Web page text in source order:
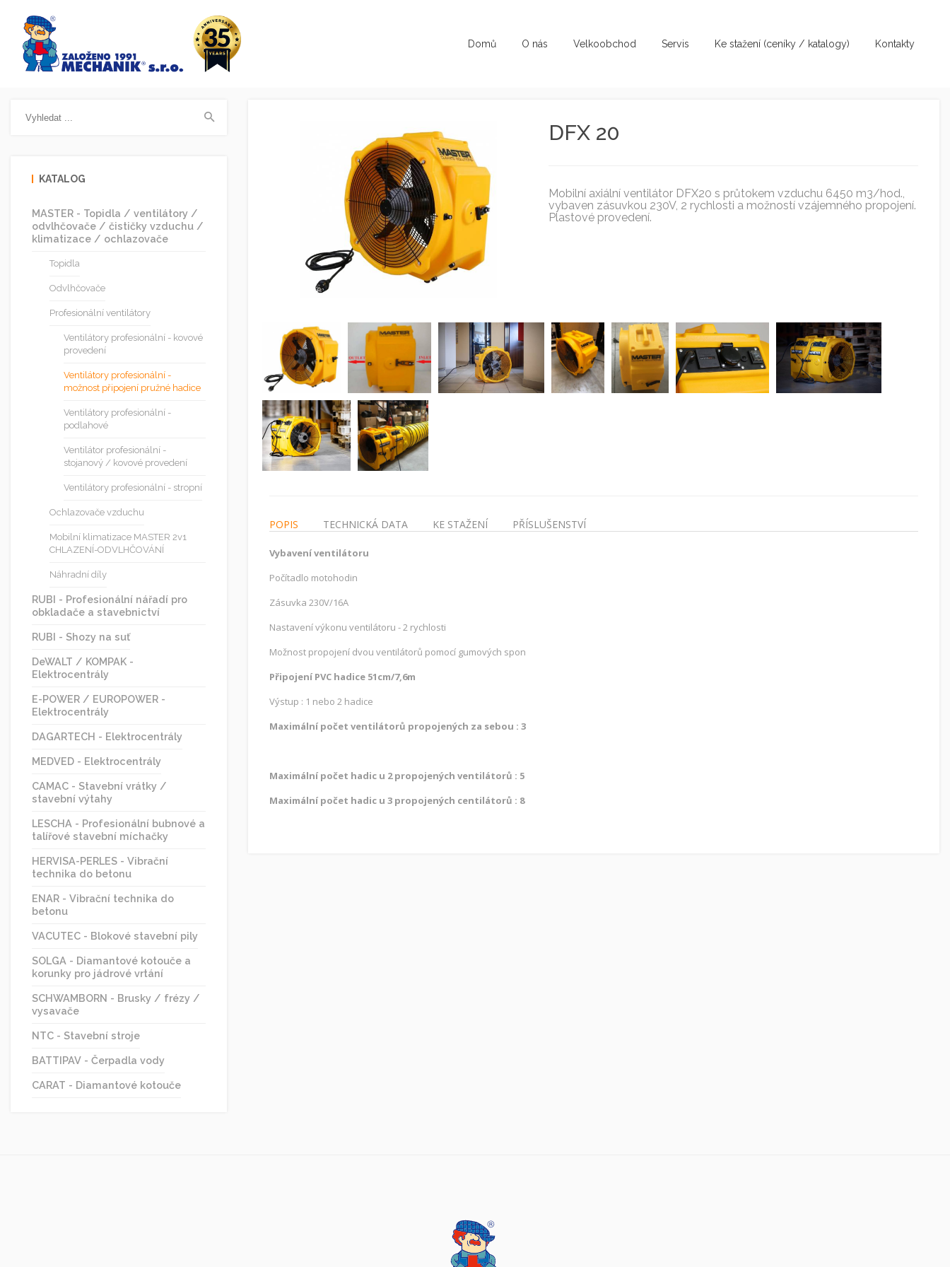
Domů O nás Velkoobchod Servis Ke stažení (ceníky / katalogy) Kontakty
KATALOG
MASTER - Topidla / ventilátory /
odvlhčovače / čističky vzduchu /
klimatizace / ochlazovače
Topidla
Odvlhčovače
Profesionální ventilátory
Ventilátory profesionální - kovové
provedení
Ventilátory profesionální -
možnost připojení pružné hadice
Ventilátory profesionální -
podlahové
Ventilátor profesionální -
stojanový / kovové provedení
Ventilátory profesionální - stropní
Ochlazovače vzduchu
Mobilní klimatizace MASTER 2v1
CHLAZENÍ-ODVLHČOVÁNÍ
Náhradní díly
RUBI - Profesionální nářadí pro
obkladače a stavebnictví
RUBI - Shozy na suť
DeWALT / KOMPAK -
Elektrocentrály
E-POWER / EUROPOWER -
Elektrocentrály
DAGARTECH - Elektrocentrály
MEDVED - Elektrocentrály
CAMAC - Stavební vrátky /
stavební výtahy
LESCHA - Profesionální bubnové a
talířové stavební míchačky
HERVISA-PERLES - Vibrační
technika do betonu
ENAR - Vibrační technika do
betonu
VACUTEC - Blokové stavební pily
SOLGA - Diamantové kotouče a
korunky pro jádrové vrtání
SCHWAMBORN - Brusky / frézy /
vysavače
NTC - Stavební stroje
BATTIPAV - Čerpadla vody
CARAT - Diamantové kotouče
DFX 20
Mobilní axiální ventilátor DFX20 s průtokem vzduchu 6450 m3/hod.,
vybaven zásuvkou 230V, 2 rychlosti a možností vzájemného propojení.
Plastové provedení.
POPIS TECHNICKÁ DATA KE STAŽENÍ PŘÍSLUŠENSTVÍ
Vybavení ventilátoru
Počítadlo motohodin
Zásuvka 230V/16A
Nastavení výkonu ventilátoru - 2 rychlosti
Možnost propojení dvou ventilátorů pomocí gumových spon
Připojení PVC hadice 51cm/7,6m
Výstup : 1 nebo 2 hadice
Maximální počet ventilátorů propojených za sebou : 3
Maximální počet hadic u 2 propojených ventilátorů : 5
Maximální počet hadic u 3 propojených centilátorů : 8